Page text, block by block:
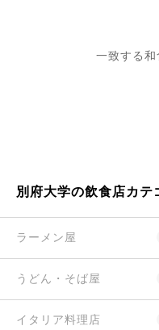
一致する和
別府大学の飲食店カテ
ラーメン屋
うどん・そば屋
イタリア料理店